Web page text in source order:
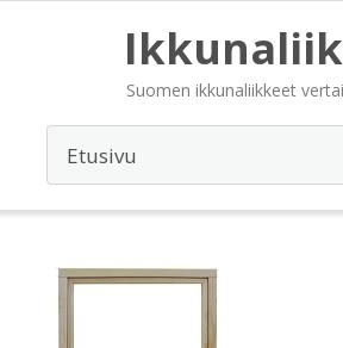
Suomen ikkunaliikkeet